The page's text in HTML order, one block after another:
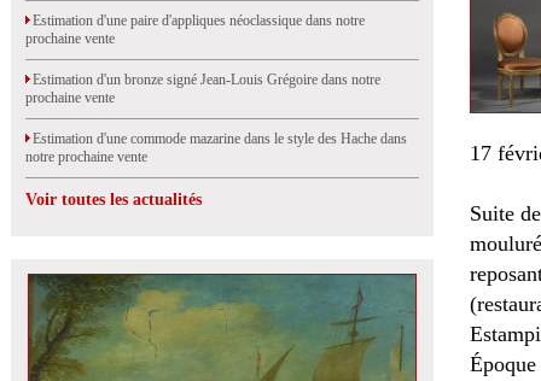
Estimation d'une paire d'appliques néoclassique dans notre
prochaine vente
Estimation d'un bronze signé Jean-Louis Grégoire dans notre
prochaine vente
Estimation d'une commode mazarine dans le style des Hache dans
notre prochaine vente
Voir toutes les actualités
17
Suite